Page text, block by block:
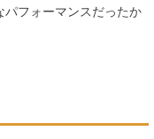
パフォーマンスだったか